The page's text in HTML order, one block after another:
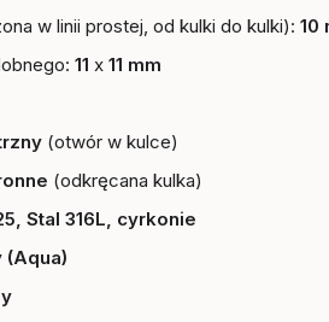
w linii prostej, od kulki do kulki):10
11 x11 mm
(otwór w kulce)
(odkręcana kulka)
Stal 316L, cyrkonie
(Aqua)